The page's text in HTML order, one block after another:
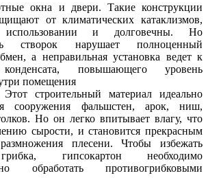
окна и двери. Такие конструкции
от климатических катаклизмов,
и долговечны. Но
створок нарушает полноценный
а неправильная установка ведет к
повышающего уровень
помещения
Этот строительный материал идеально
сооружения фальшстен, арок, ниш,
Но он легко впитывает влагу, что
сырости, и становится прекрасным
плесени. Чтобы избежать
гипсокартон необходимо
обработать противогрибковыми